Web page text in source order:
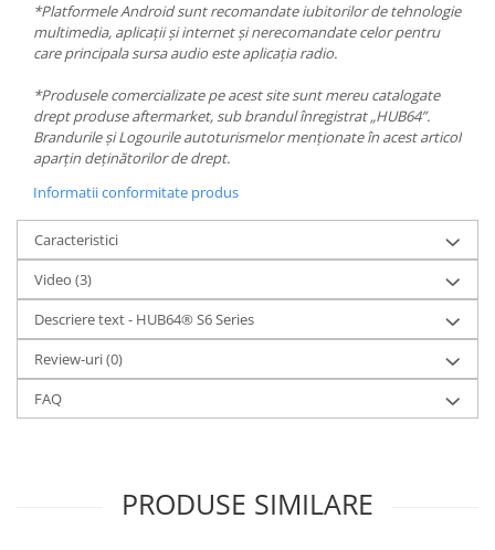
*Platformele Android sunt recomandate iubitorilor de tehnologie
multimedia, aplicații și internet și nerecomandate celor pentru
care principala sursa audio este aplicația radio.
*Produsele comercializate pe acest site sunt mereu catalogate
drept produse aftermarket, sub brandul înregistrat „HUB64”.
Brandurile și Logourile autoturismelor menționate în acest articol
aparțin deținătorilor de drept.
Informatii conformitate produs
Caracteristici
Video (3)
Descriere text - HUB64® S6 Series
Review-uri(0)
FAQ
PRODUSE SIMILARE